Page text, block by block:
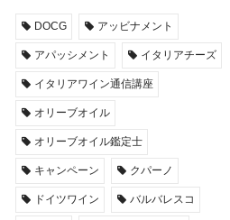
DOCG アッビナメント
アパッシメント イタリアチーズ
イタリアワイン通信講座
オリーブオイル
オリーブオイル鑑定士
キャンペーン クパーノ
ドイツワイン バルバレスコ